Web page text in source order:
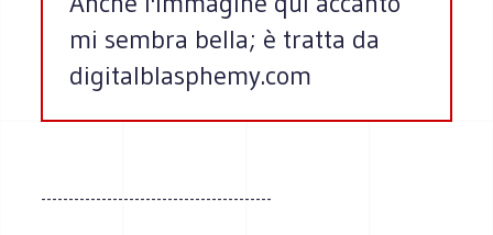
mi sembra bella; è tratta da
digitalblasphemy.com
------------------------------------------